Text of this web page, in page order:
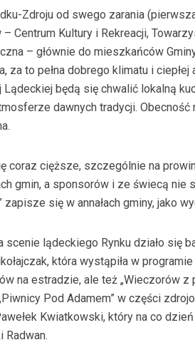
Zdroju od swego zarania
Centrum Kultury i Rekreacji,
– głównie do mieszkańców
za to pełna dobrego klimatu i
Lądeckiej będą się chwalić lokalną
dawnych tradycji.
coraz cięższe, szczególnie na
gmin, a sponsorów i ze świecą nie
zapisze się w annałach gminy, jako
scenie lądeckiego Rynku działo się
która wystąpiła w
na estradzie, ale też „Wieczorów
Pod Adamem” w części
Kwiatkowski, który na co
Radwan.